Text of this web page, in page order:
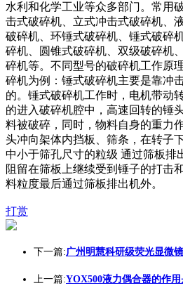
水利和化学工业等众多部门。常用
击式破碎机、立式冲击式破碎机、
破碎机、环锤式破碎机、锤式破碎
碎机、圆锥式破碎机、双级破碎机
碎机等。不同型号的破碎机工作原
碎机为例：锤式破碎机主要是靠冲
的。锤式破碎机工作时，电机带动
的进入破碎机腔中，高速回转的锤
料被破碎，同时，物料自身的重力
头冲向架体内挡板、筛条，在转子
中小于筛孔尺寸的粒级 通过筛板排
阻留在筛板上继续受到锤子的打击
料粒度最后通过筛板排出机外。
打赏
下一篇:广州明慧科研级荧光显微
上一篇:YOX500液力偶合器的作用